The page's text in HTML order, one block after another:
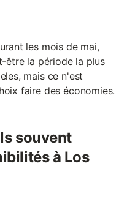
les mois de mai,
être la période la plus
mais ce n'est
faire des économies.
souvent
à Los